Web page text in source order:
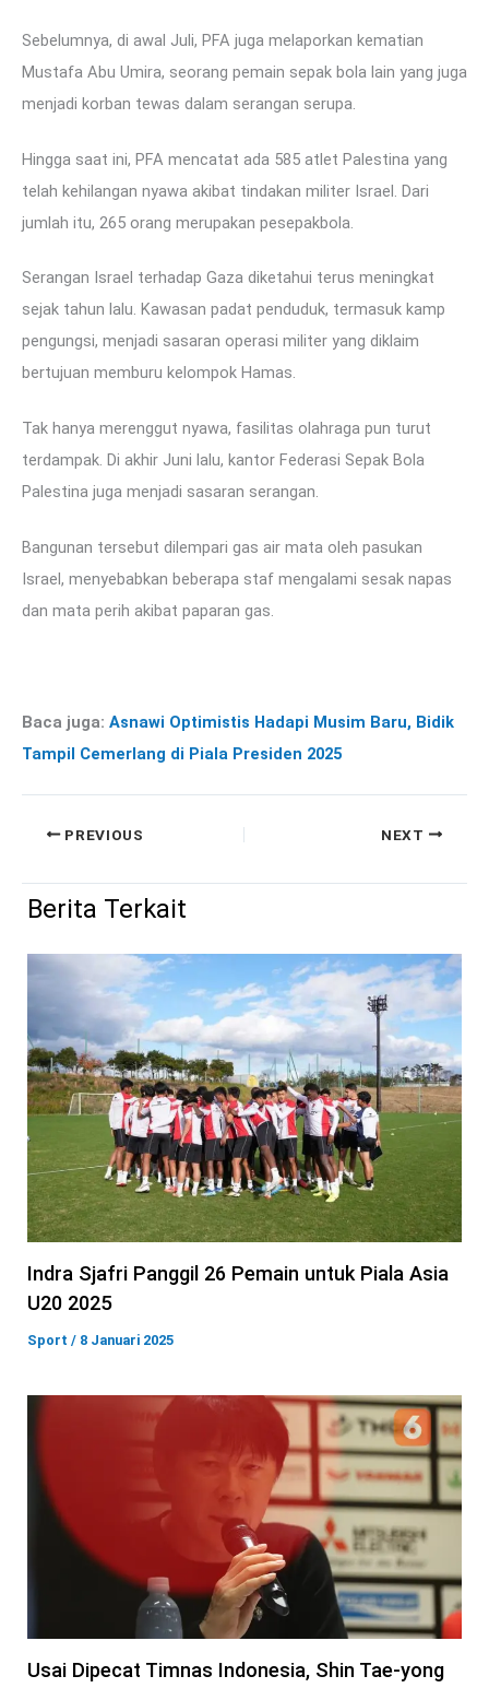
Sebelumnya, di awal Juli, PFA juga melaporkan kematian
Mustafa Abu Umira, seorang pemain sepak bola lain yang juga
menjadi korban tewas dalam serangan serupa.
Hingga saat ini, PFA mencatat ada 585 atlet Palestina yang
telah kehilangan nyawa akibat tindakan militer Israel. Dari
jumlah itu, 265 orang merupakan pesepakbola.
Serangan Israel terhadap Gaza diketahui terus meningkat
sejak tahun lalu. Kawasan padat penduduk, termasuk kamp
pengungsi, menjadi sasaran operasi militer yang diklaim
bertujuan memburu kelompok Hamas.
Tak hanya merenggut nyawa, fasilitas olahraga pun turut
terdampak. Di akhir Juni lalu, kantor Federasi Sepak Bola
Palestina juga menjadi sasaran serangan.
Bangunan tersebut dilempari gas air mata oleh pasukan
Israel, menyebabkan beberapa staf mengalami sesak napas
dan mata perih akibat paparan gas.
Baca juga: Asnawi Optimistis Hadapi Musim Baru, Bidik
Tampil Cemerlang di Piala Presiden 2025
PREVIOUS NEXT
Berita Terkait
Indra Sjafri Panggil 26 Pemain untuk Piala Asia
U20 2025
Sport / 8 Januari 2025
Usai Dipecat Timnas Indonesia, Shin Tae-yong